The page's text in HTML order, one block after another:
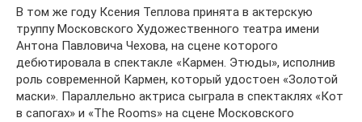
В том же году Ксения Теплова принята в актерскую
труппу Московского Художественного театра имени
Антона Павловича Чехова, на сцене которого
дебютировала в спектакле «Кармен. Этюды», исполнив
роль современной Кармен, который удостоен «Золотой
маски». Параллельно актриса сыграла в спектаклях «Кот
в сапогах» и «The Rooms» на сцене Московского